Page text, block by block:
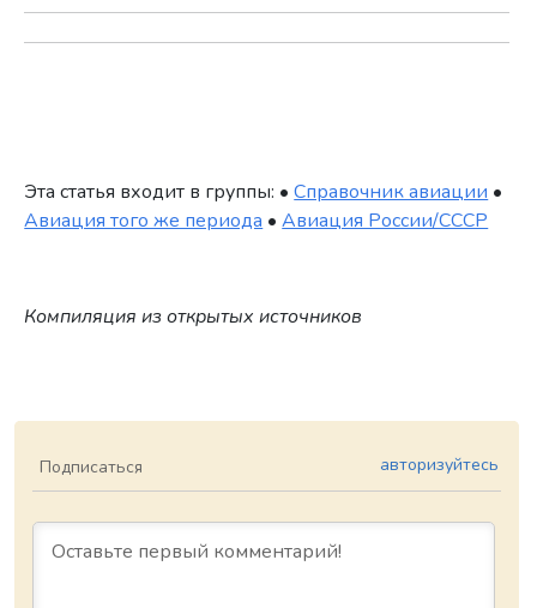
Эта статья входит в группы: •Справочник авиации •
Авиация того же периода •Авиация России/СССР
Компиляция из открытых источников
Подписаться авторизуйтесь